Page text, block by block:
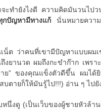
ะทำยังไงดี ความคิดมันวนไป
กปัญหามีทางแก้ นั่นหมายควา
น็ต ว่าคนที่เขามีปัญหาแบบผม
งยานวด ผมถึงกะขำก๊าก เพร
” ของคุณแข็งตัวดีขึ้น ผมได้ยิ
ตายก็ให้มันรู้ไป!!!) อ่าน ๆ ไป
บหนึ่งดู (เป็นเว็บของผู้ชายหัวล้